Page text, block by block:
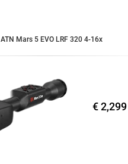
ATN Mars 5 EVO LRF 320 4-16x
€ 2,299